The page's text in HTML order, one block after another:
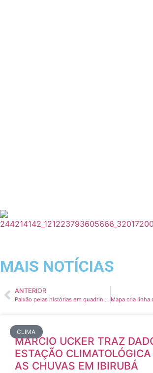
MAIS NOTÍCIAS
ANTERIOR
Paixão pelas histórias em quadrinhos
CLIMA
MÁRCIO UCKER TRAZ
ESTAÇÃO CLIMATOLÓGICA
AS CHUVAS EM IBIRUBÁ